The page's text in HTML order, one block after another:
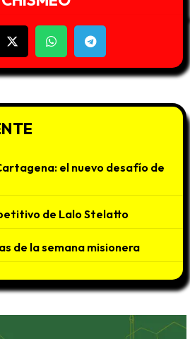
el nuevo desafío de
de Lalo Stelatto
de la semana misionera